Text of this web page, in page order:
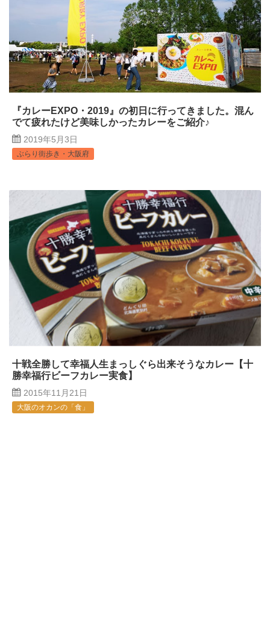
『カレーEXPO・2019』の初日に行ってきました。混ん
でて疲れたけど美味しかったカレーをご紹介♪
2019年5月3日
ぶらり街歩き・大阪府
十戦全勝して幸福人生まっしぐら出来そうなカレー【十
勝幸福行ビーフカレー実食】
2015年11月21日
大阪のオカンの「食」